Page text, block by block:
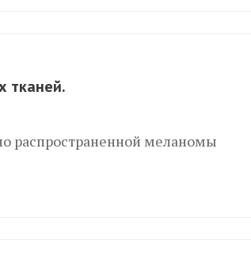
тканей.
распространенной меланомы